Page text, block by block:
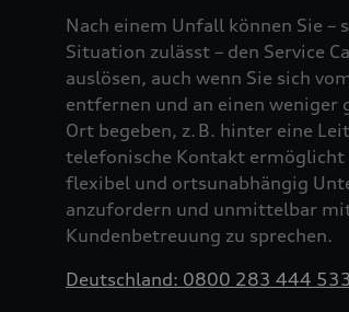
Nach einem Unfall können Sie –
Situation zulässt – den Service
auslösen, auch wenn Sie sich
entfernen und an einen weniger
Ort begeben, z. B. hinter eine
telefonische Kontakt ermöglicht
flexibel und ortsunabhängig
anzufordern und unmittelbar
Kundenbetreuung zu sprechen.
Deutschland: 0800 283 444 533